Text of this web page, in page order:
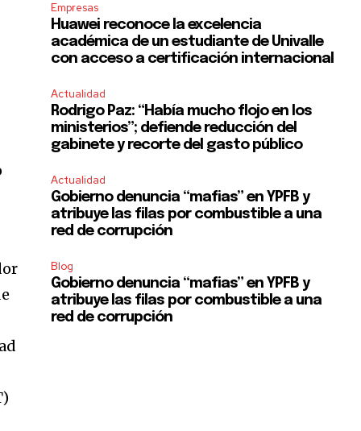
Empresas
Huawei reconoce la excelencia
académica de un estudiante de Univalle
con acceso a certificación internacional
Actualidad
Rodrigo Paz: “Había mucho flojo en los
ministerios”; defiende reducción del
gabinete y recorte del gasto público
Actualidad
Gobierno denuncia “mafias” en YPFB y
atribuye las filas por combustible a una
red de corrupción
Blog
Gobierno denuncia “mafias” en YPFB y
atribuye las filas por combustible a una
red de corrupción